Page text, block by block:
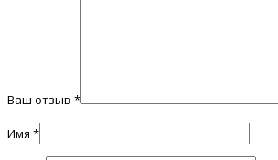
Ваш отзыв *
Имя *